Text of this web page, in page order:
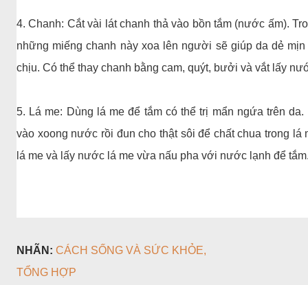
4. Chanh: Cắt vài lát chanh thả vào bồn tắm (nước ấm).
những miếng chanh này xoa lên người sẽ giúp da dẻ
chịu. Có thể thay chanh bằng cam, quýt, bưởi và vắt lấy
5. Lá me: Dùng lá me để tắm có thể trị mẩn ngứa trên
vào xoong nước rồi đun cho thật sôi để chất chua trong lá
lá me và lấy nước lá me vừa nấu pha với nước lạnh để
NHÃN: CÁCH SỐNG VÀ SỨC KHỎE
TỔNG HỢP